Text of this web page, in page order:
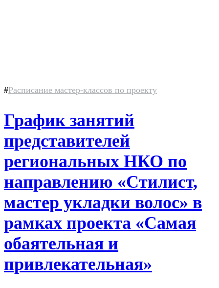
#Расписание мастер-классов по проекту
График занятий
представителей
региональных НКО по
направлению «Стилист,
мастер укладки волос» в
рамках проекта «Самая
обаятельная и
привлекательная»